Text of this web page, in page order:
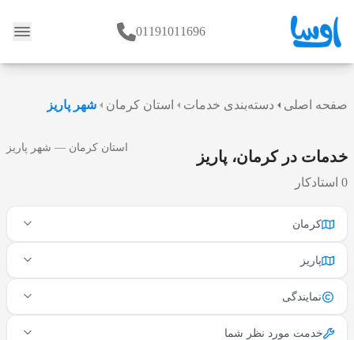
وبلاگ 01191011696
صفحه اصلی دسته‌بندی خدمات استان کرمان شهر پاریز
خدمات در کرمان، پاریز
0 استادکار
استان کرمان — شهر پاریز
کرمان
پاریز
نمایندگی
خدمت مورد نظر شما